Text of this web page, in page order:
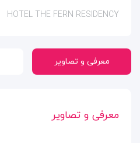
HOTEL THE FERN RESIDENCY
معرفی و تصاویر
معرفی و تصاویر